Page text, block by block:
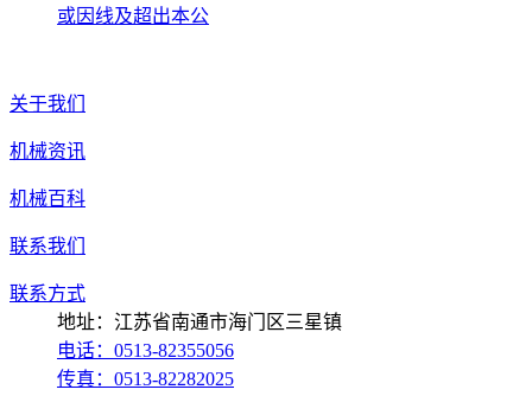
或因线及超出本公
关于我们
机械资讯
机械百科
联系我们
联系方式
地址：江苏省南通市海门区三星镇
电话：0513-82355056
传真：0513-82282025